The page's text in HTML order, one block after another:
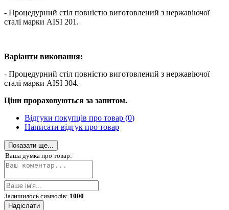
- Процедурний стіл повністю виготовлений з нержавіючої
сталі марки AISI 201.
Варіанти виконання:
- Процедурний стіл повністю виготовлений з нержавіючої
сталі марки AISI 304.
Ціни прораховуються за запитом.
Відгуки покупців про товар (0)
Написати відгук про товар
Показати ще...
Ваша думка про товар:
Залишилось символів: 1000
Надіслати